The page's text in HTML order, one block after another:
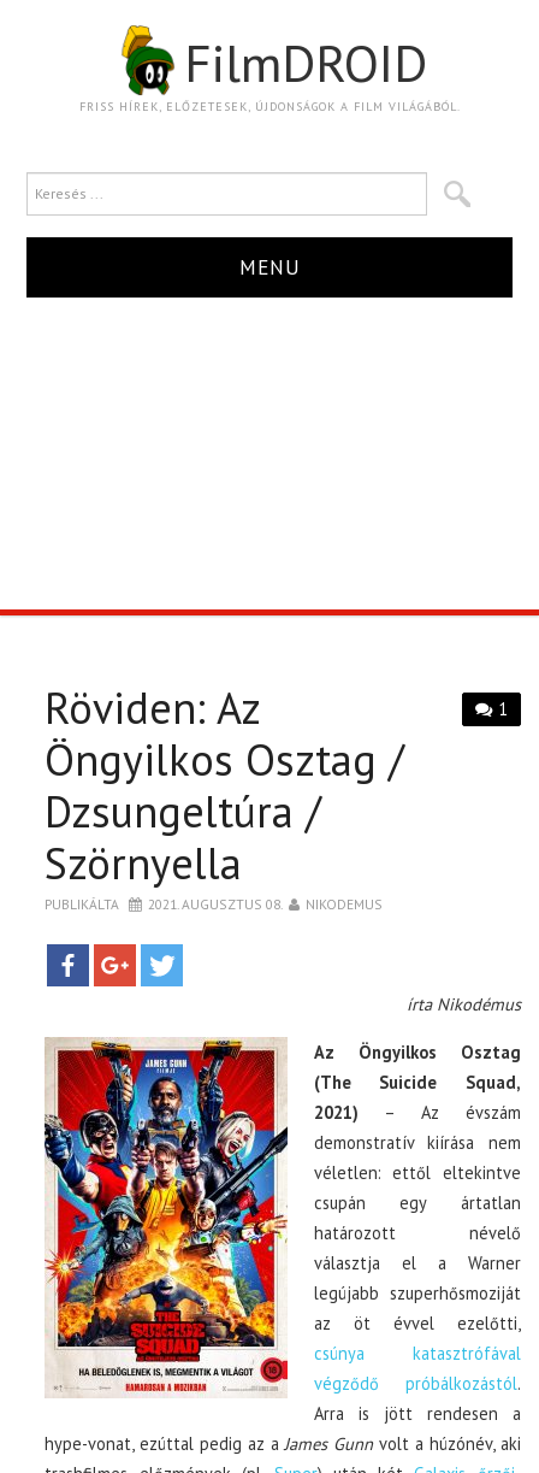
FilmDROID
FRISS HÍREK, ELŐZETESEK, ÚJDONSÁGOK A FILM VILÁGÁBÓL.
MENU
PÓLÓ RENDELÉS
1
Röviden: Az
Öngyilkos Osztag /
Dzsungeltúra /
Szörnyella
PUBLIKÁLTA 2021. AUGUSZTUS 08. NIKODEMUS
írta Nikodémus
Az Öngyilkos Osztag
(The Suicide Squad,
2021) – Az évszám
demonstratív kiírása nem
véletlen: ettől eltekintve
csupán egy ártatlan
határozott névelő
választja el a Warner
legújabb szuperhősmoziját
az öt évvel ezelőtti,
csúnya katasztrófával
végződő próbálkozástól.
Arra is jött rendesen a
hype-vonat, ezúttal pedig az aJames Gunnvolt a húzónév, aki